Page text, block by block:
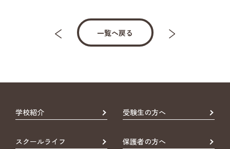
一覧へ戻る
学校紹介 受験生の方へ
スクールライフ 保護者の方へ